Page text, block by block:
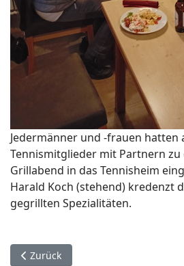
Jedermänner und -frauen hatten
Tennismitglieder mit Partnern
Grillabend in das Tennisheim
Harald Koch (stehend) kredenzt
gegrillten Spezialitäten.
Vorheriger Beitrag: Mannschaften
Zurück